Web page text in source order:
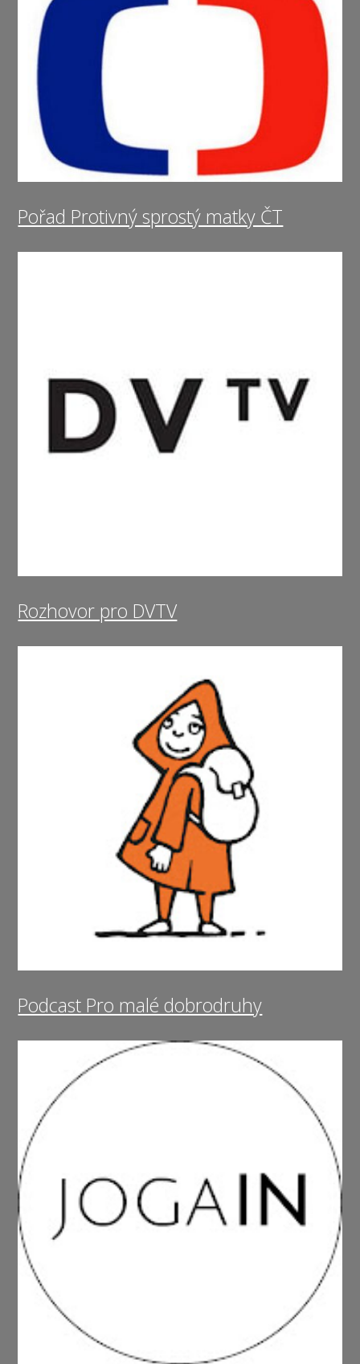
Pořad Protivný sprostý matky ČT
Rozhovor pro DVTV
Podcast Pro malé dobrodruhy